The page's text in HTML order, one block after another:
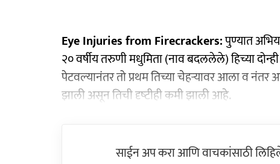
Eye Injuries from Firecrackers:पुण्‍यात
२० वर्षीय तरुणी मधुमिता (नाव बदललेले) हिच्या
पेटवल्‍यानंतर तो प्रथम तिच्‍या चेहऱ्यावर आला व नंतर
झाली असून तिची दृष्‍टीही कमी झाली आहे.
साईन अप करा आणि वाचकांसाठी